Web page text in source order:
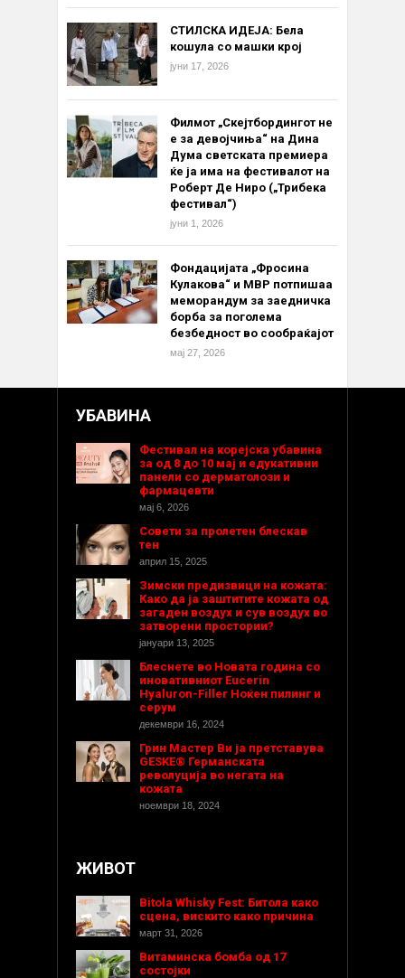
СТИЛСКА ИДЕЈА: Бела
кошула со машки крој
јуни 17, 2026
Филмот „Скејтбордингот не
е за девојчиња“ на Дина
Дума светската премиера
ќе ја има на фестивалот на
Роберт Де Ниро („Трибека
фестивал“)
јуни 1, 2026
Фондацијата „Фросина
Кулакова“ и МВР потпишаа
меморандум за заедничка
борба за поголема
безбедност во сообраќајот
мај 27, 2026
УБАВИНА
Фестивал на корејска убавина
за од 8 до 10 мај и едукативни
панели со дерматолози и
фармацевти
мај 6, 2026
Совети за пролетен блескав
тен
април 15, 2025
Зимски предизвици на кожата:
Како да ја заштитите кожата од
загаден воздух и сув воздух во
затворени простории?
јануари 13, 2025
Блеснете во Новата година со
иновативниот Eucerin
Hyaluron-Filler Ноќен пилинг и
серум
декември 16, 2024
Грин Мастер Ви ја претставува
GESKE® Германската
револуција во негата на
кожата
ноември 18, 2024
ЖИВОТ
Bitola Whisky Fest: Битола како
сцена, вискито како причина
март 31, 2026
Витаминска бомба од 17
состојки